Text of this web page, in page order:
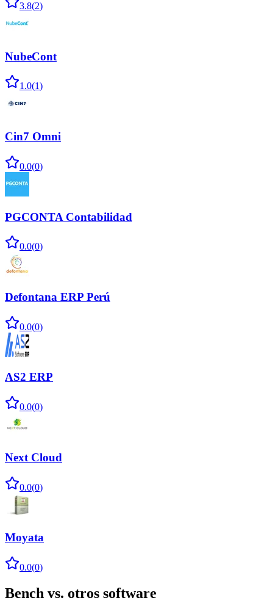
3.8(2)
NubeCont
1.0(1)
Cin7 Omni
0.0(0)
PGCONTA Contabilidad
0.0(0)
Defontana ERP Perú
0.0(0)
AS2 ERP
0.0(0)
Next Cloud
0.0(0)
Moyata
0.0(0)
Bench vs. otros software